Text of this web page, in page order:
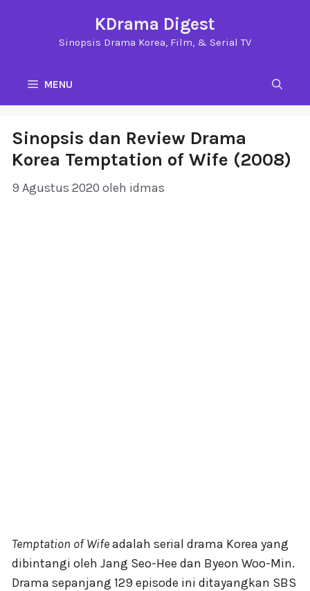
KDrama Digest
Sinopsis Drama Korea, Film, & Serial TV
MENU
Sinopsis dan Review Drama
Korea Temptation of Wife (2008)
9 Agustus 2020 oleh idmas
Temptation of Wifeadalah serial drama Korea yang
dibintangi oleh Jang Seo-Hee dan Byeon Woo-Min.
Drama sepanjang 129 episode ini ditayangkan SBS